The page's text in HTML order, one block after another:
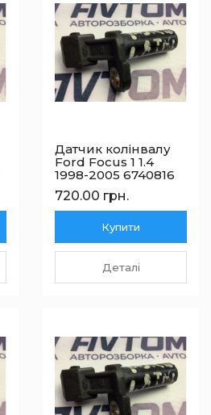
Датчик колінвалу
Ford Focus 1 1.4
1998-2005 6740816
720.00 грн.
Купити
Деталі